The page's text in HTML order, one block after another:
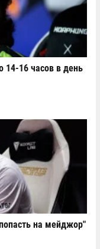
14-16 часов в день
на мейджор"